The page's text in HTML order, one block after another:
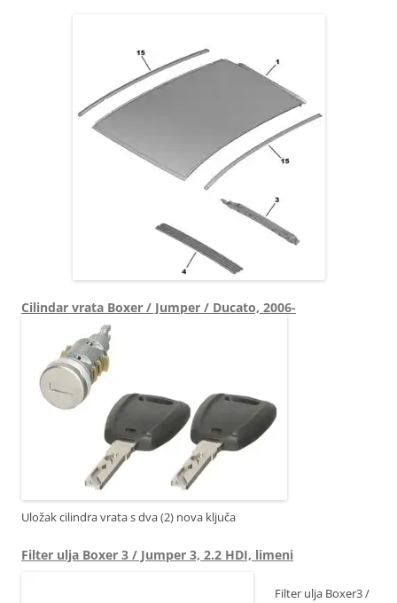
Cilindar vrata Boxer / Jumper / Ducato, 2006-
Uložak cilindra vrata s dva (2) nova ključa
Filter ulja Boxer 3 / Jumper 3, 2.2 HDI, limeni
Filter ulja Boxer3 /